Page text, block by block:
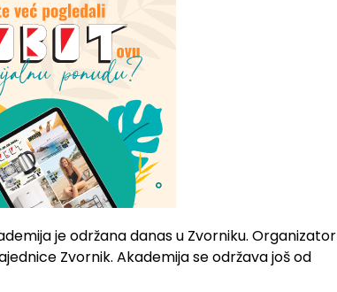
je održana danas u Zvorniku. Organizator
Zvornik. Akademija se održava još od